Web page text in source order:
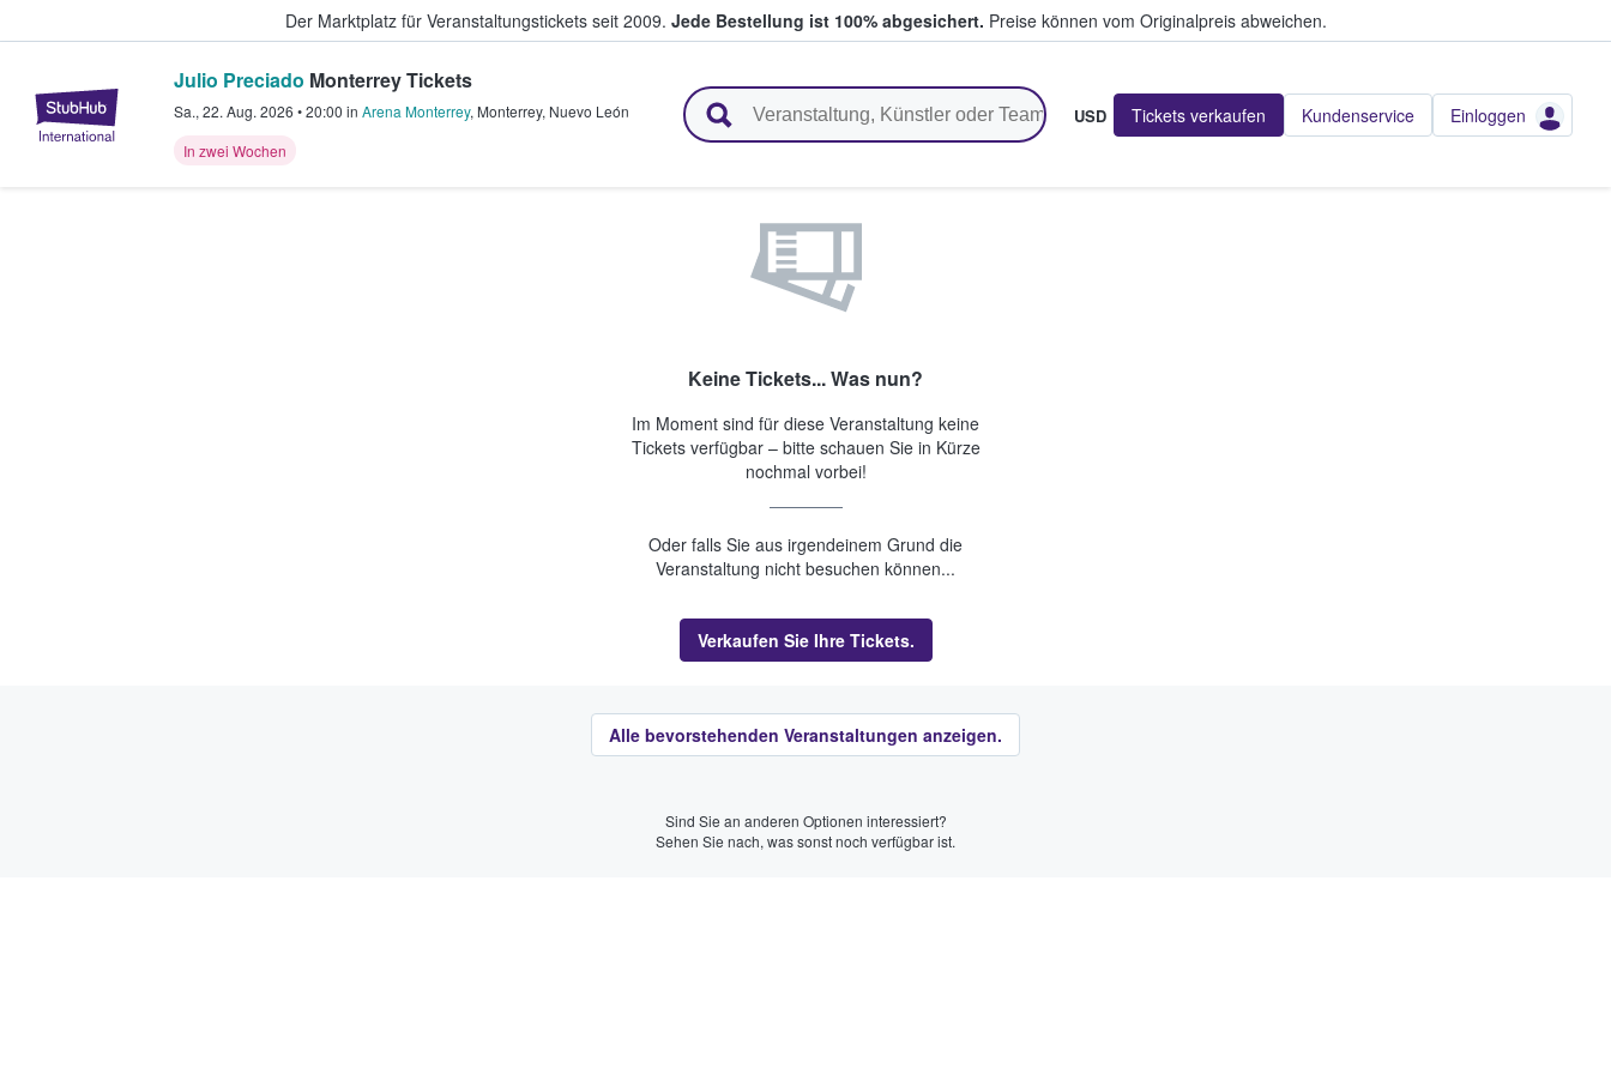
Der Marktplatz für Veranstaltungstickets seit 2009. Jede Bestellung ist 100% abgesichert. Preise können vom Originalpreis abweichen.
StubHub - Wo Fans Tickets kaufen & verkaufen
Julio Preciado Monterrey Tickets
Sa., 22. Aug. 2026 •20:00 in Arena Monterrey, Monterrey, Nuevo León
In zwei Wochen
USD Tickets verkaufen Kundenservice Einloggen
Keine Tickets... Was nun?
Im Moment sind für diese Veranstaltung keine
Tickets verfügbar – bitte schauen Sie in Kürze
nochmal vorbei!
Oder falls Sie aus irgendeinem Grund die
Veranstaltung nicht besuchen können...
Verkaufen Sie Ihre Tickets.
Alle bevorstehenden Veranstaltungen anzeigen.
Sind Sie an anderen Optionen interessiert?
Sehen Sie nach, was sonst noch verfügbar ist.